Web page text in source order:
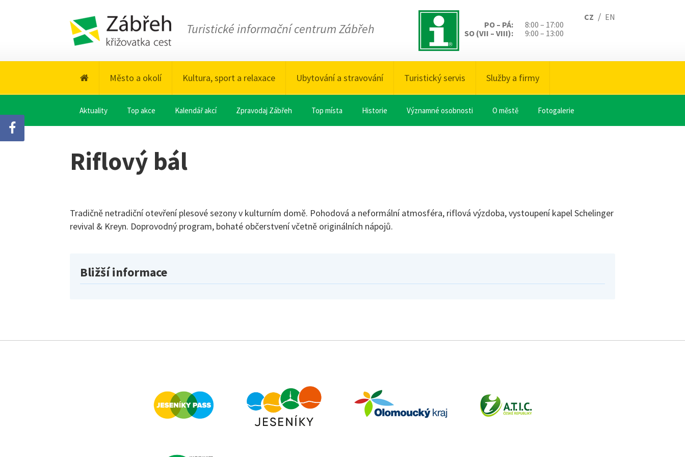
Turistické informační centrum Zábřeh
CZ / EN
PO – PÁ:
8:00 – 17:00
SO (VII – VIII):
9:00 – 13:00
Město a okolí Kultura, sport a relaxace Ubytování a stravování Turistický servis Služby a firmy
Aktuality Top akce Kalendář akcí Zpravodaj Zábřeh Top místa Historie Významné osobnosti O městě Fotogalerie
Riflový bál
Tradičně netradiční otevření plesové sezony v kulturním domě. Pohodová a neformální atmosféra, riflová výzdoba, vystoupení kapel Schelinger
revival & Kreyn. Doprovodný program, bohaté občerstvení včetně originálních nápojů.
Bližší informace